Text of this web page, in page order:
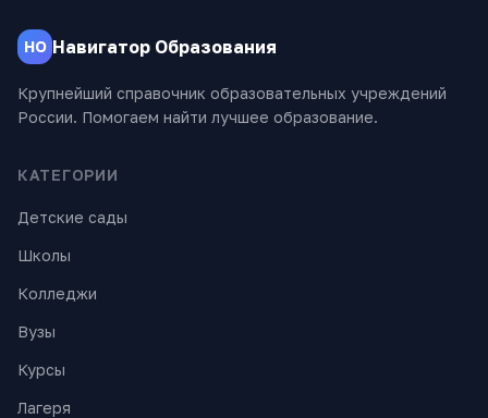
НО Навигатор Образования
Крупнейший справочник образовательных учреждений
России. Помогаем найти лучшее образование.
КАТЕГОРИИ
Детские сады
Школы
Колледжи
Вузы
Курсы
Лагеря